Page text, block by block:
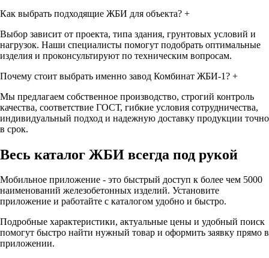
Как выбрать подходящие ЖБИ для объекта? +
Выбор зависит от проекта, типа здания, грунтовых условий и
нагрузок. Наши специалисты помогут подобрать оптимальные
изделия и проконсультируют по техническим вопросам.
Почему стоит выбрать именно завод Комбинат ЖБИ-1? +
Мы предлагаем собственное производство, строгий контроль
качества, соответствие ГОСТ, гибкие условия сотрудничества,
индивидуальный подход и надежную доставку продукции точно
в срок.
Весь каталог ЖБИ всегда под рукой
Мобильное приложение - это быстрый доступ к более чем 5000
наименований железобетонных изделий. Установите
приложение и работайте с каталогом удобно и быстро.
Подробные характеристики, актуальные цены и удобный поиск
помогут быстро найти нужный товар и оформить заявку прямо в
приложении.